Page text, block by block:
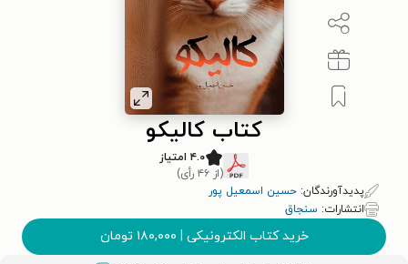
کتاب کالیکو
۴.۰ امتیاز
(از ۴۶ رأی)
پدیدآورندگان: حسین اسمعیل پور
انتشارات: سنجاق
خرید کتاب الکترونیکی | ۱۸۰,۰۰۰ تومان